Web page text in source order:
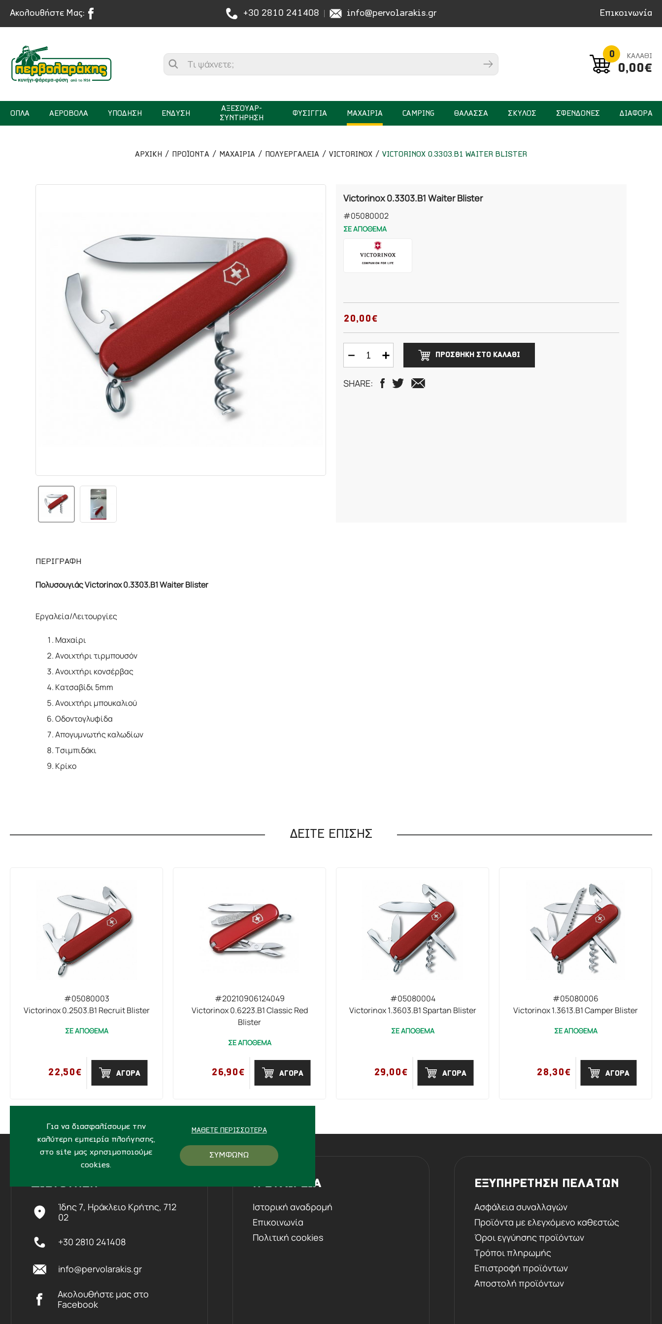
Ακολουθήστε Μας: +30 2810 241408 info@pervolarakis.gr Επικοινωνία
0 ΚΑΛΑΘΙ
0,00€
ΟΠΛΑ ΑΕΡΟΒΟΛΑ ΥΠΟΔΗΣΗ ΕΝΔΥΣΗ
ΑΞΕΣΟΥΑΡ-
ΣΥΝΤΗΡΗΣΗ
ΦΥΣΙΓΓΙΑ ΜΑΧΑΙΡΙΑ CAMPING ΘΑΛΑΣΣΑ ΣΚΥΛΟΣ ΣΦΕΝΔΟΝΕΣ ΔΙΑΦΟΡΑ
Για να διασφαλίσουμε την
καλύτερη εμπειρία πλοήγησης,
στο site μας χρησιμοποιούμε
cookies.
ΜΆΘΕΤΕ ΠΕΡΙΣΣΌΤΕΡΑ
ΣΥΜΦΩΝΩ
ΑΡΧΙΚΉ ΠΡΟΪΟΝΤΑ ΜΑΧΑΙΡΙΑ ΠΟΛΥΕΡΓΑΛΕΙΑ VICTORINOX VICTORINOX 0.3303.B1 WAITER BLISTER
Victorinox 0.3303.B1 Waiter Blister
#05080002
ΣΕ ΑΠΟΘΕΜΑ
20,00€
ΠΡΟΣΘΗΚΗ ΣΤΟ ΚΑΛΑΘΙ
SHARE:
ΠΕΡΙΓΡΑΦΗ
Πολυσουγιάς Victorinox 0.3303.B1 Waiter Blister​
Εργαλεία/Λειτουργίες
Μαχαίρι
Ανοιχτήρι τιρμπουσόν
Ανοιχτήρι κονσέρβας
Κατσαβίδι 5mm
Ανοιχτήρι μπουκαλιού
Οδοντογλυφίδα
Απογυμνωτής καλωδίων
Τσιμπιδάκι
Κρίκο
ΔΕΙΤΕ ΕΠΙΣΗΣ
#05080003
Victorinox 0.2503.B1 Recruit Blister
ΣΕ ΑΠΟΘΕΜΑ
22,50€ ΑΓΟΡΑ
#20210906124049
Victorinox 0.6223.B1 Classic Red
Blister
ΣΕ ΑΠΟΘΕΜΑ
26,90€ ΑΓΟΡΑ
#05080004
Victorinox 1.3603.B1 Spartan Blister
ΣΕ ΑΠΟΘΕΜΑ
29,00€ ΑΓΟΡΑ
#05080006
Victorinox 1.3613.B1 Camper Blister
ΣΕ ΑΠΟΘΕΜΑ
28,30€ ΑΓΟΡΑ
ΔΙΕΥΘΥΝΣΗ
Ίδης 7, Ηράκλειο Kρήτης, 712
02
+30 2810 241408
info@pervolarakis.gr
Ακολουθήστε μας στο
Facebook
Η ΕΤΑΙΡΕΙΑ
Ιστορική αναδρομή
Επικοινωνία
Πολιτική cookies
ΕΞΥΠΗΡΕΤΗΣΗ ΠΕΛΑΤΩΝ
Ασφάλεια συναλλαγών
Προϊόντα με ελεγχόμενο καθεστώς
Όροι εγγύησης προϊόντων
Τρόποι πληρωμής
Επιστροφή προϊόντων
Αποστολή προϊόντων